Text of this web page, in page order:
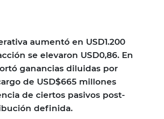
aumentó en USD1.200
se elevaron USD0,86. En
ganancias diluidas por
de USD$665 millones
de ciertos pasivos post-
definida.